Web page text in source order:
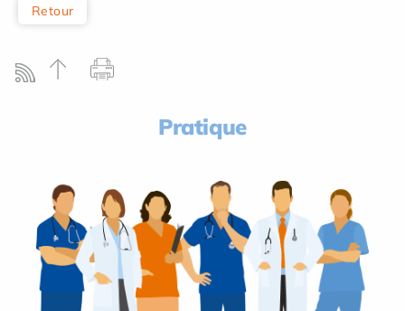
Retour
Pratique